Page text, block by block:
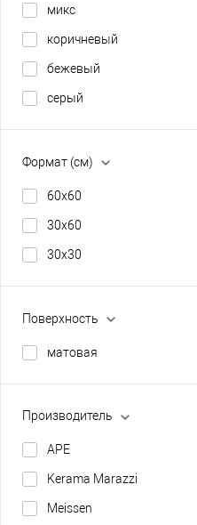
микс
коричневый
бежевый
серый
Формат (см)
60х60
30х60
30х30
Поверхность
матовая
Производитель
APE
Kerama Marazzi
Meissen